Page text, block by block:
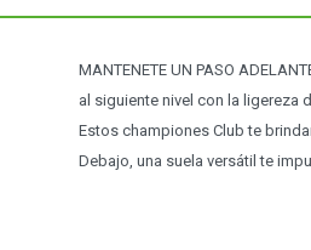
MANTENETE UN PASO
al siguiente nivel con la ligereza
Estos championes Club te
Debajo, una suela versátil te